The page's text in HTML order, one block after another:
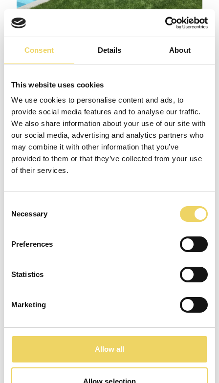
Consent Details About
This website uses cookies
We use cookies to personalise content and ads, to
provide social media features and to analyse our traffic.
We also share information about your use of our site with
our social media, advertising and analytics partners who
may combine it with other information that you’ve
provided to them or that they’ve collected from your use
of their services.
Selection
Necessary
Preferences
Statistics
Marketing
Allow all
Allow selection